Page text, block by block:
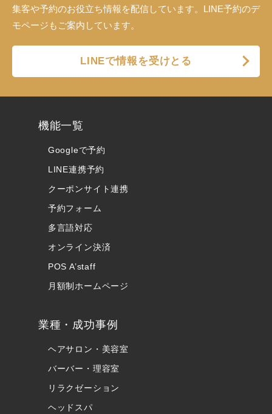
集客や予約のお役立ち情報を配信しています。LINE予約のデ
モページもご案内しています。
LINEで情報を受けとる
機能一覧
Googleで予約
LINE連携予約
クーポンサイト連携
予約フォーム
多言語対応
オンライン決済
POS A’staff
月額制ホームページ
業種・成功事例
ヘアサロン・美容室
バーバー・理容室
リラクゼーション
ヘッドスパ